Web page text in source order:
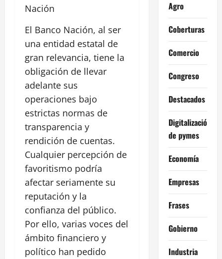
Nación
El Banco Nación, al ser
una entidad estatal de
gran relevancia, tiene la
obligación de llevar
adelante sus
operaciones bajo
estrictas normas de
transparencia y
rendición de cuentas.
Cualquier percepción de
favoritismo podría
afectar seriamente su
reputación y la
confianza del público.
Por ello, varias voces del
ámbito financiero y
político han pedido
Agro
Coberturas
Comercio
Congreso
Destacados
Digitalización
de pymes
Economía
Empresas
Frases
Gobierno
Industria